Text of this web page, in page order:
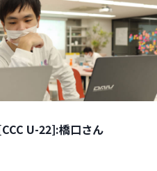
U-22]:橋口さん